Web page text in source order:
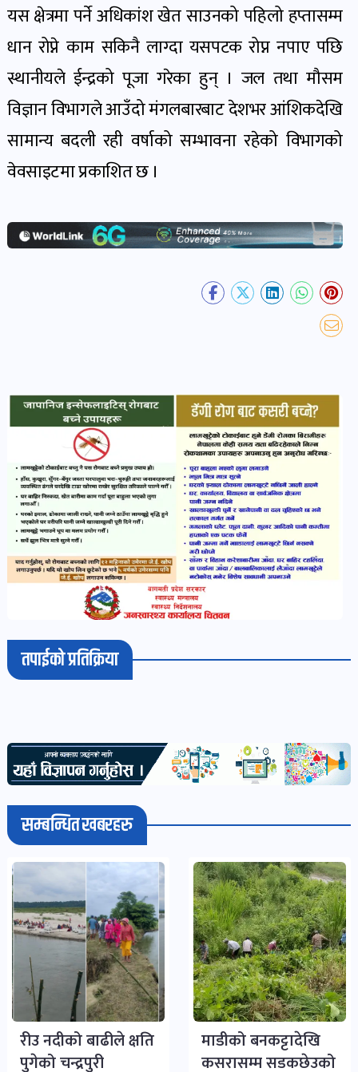
खेल
खेलाडी
पोष्ट
अपराध
पोष्ट
स्वास्थ्य
संस्कृति
पोष्ट
वन-
वातावरण
कला-
साहित्य
भिडियो-
पडकास्ट
व्यक्तित्व
पोष्ट
विचार-
ब्लग
यस क्षेत्रमा पर्ने अधिकांश खेत साउनको पहिलो हप्तासम्म
धान रोप्ने काम सकिनै लाग्दा यसपटक रोप्न नपाए पछि
स्थानीयले ईन्द्रको पूजा गरेका हुन् । जल तथा मौसम
विज्ञान विभागले आउँदो मंगलबारबाट देशभर आंशिकदेखि
सामान्य बदली रही वर्षाको सम्भावना रहेको विभागको
वेवसाइटमा प्रकाशित छ ।
तपाईको प्रतिक्रिया
सम्बन्धित खबरहरु
रीउ नदीको बाढीले क्षति
पुगेको चन्द्रपुरी
माडीको बनकट्टादेखि
कसरासम्म सडकछेउको